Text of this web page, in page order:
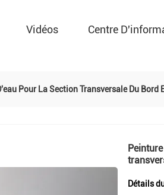
Vidéos Centre
Pour La Section Transversale Du Bord
Détails